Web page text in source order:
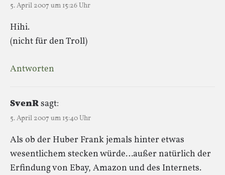
5. April 2007 um 15:26 Uhr
Hihi.
(nicht für den Troll)
Antworten
SvenRsagt:
5. April 2007 um 15:40 Uhr
Als ob der Huber Frank jemals hinter etwas
wesentlichem stecken würde…außer natürlich der
Erfindung von Ebay, Amazon und des Internets.